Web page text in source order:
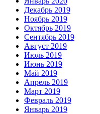
Декабрь 2019
Ноябрь 2019
Октябрь 2019
Сентябрь 2019
Август 2019
Июль 2019
Июнь 2019
Май 2019
Апрель 2019
Март 2019
Февраль 2019
Январь 2019